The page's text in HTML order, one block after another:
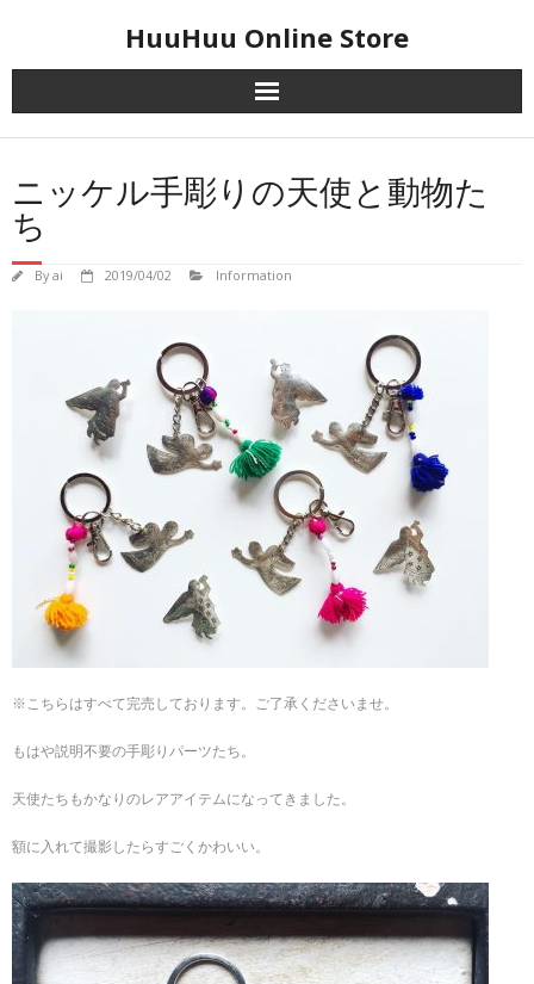
HuuHuu Online Store
ニッケル手彫りの天使と動物た
ち
Byai 2019/04/02 Information
※こちらはすべて完売しております。ご了承くださいませ。
もはや説明不要の手彫りパーツたち。
天使たちもかなりのレアアイテムになってきました。
額に入れて撮影したらすごくかわいい。